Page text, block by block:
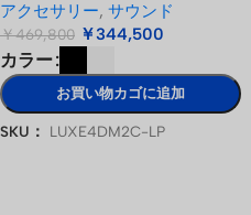
ステム
アクセサリー, サウンド
￥469,800 ￥344,500
カラー
お買い物カゴに追加
SKU： LUXE4DM2C-LP